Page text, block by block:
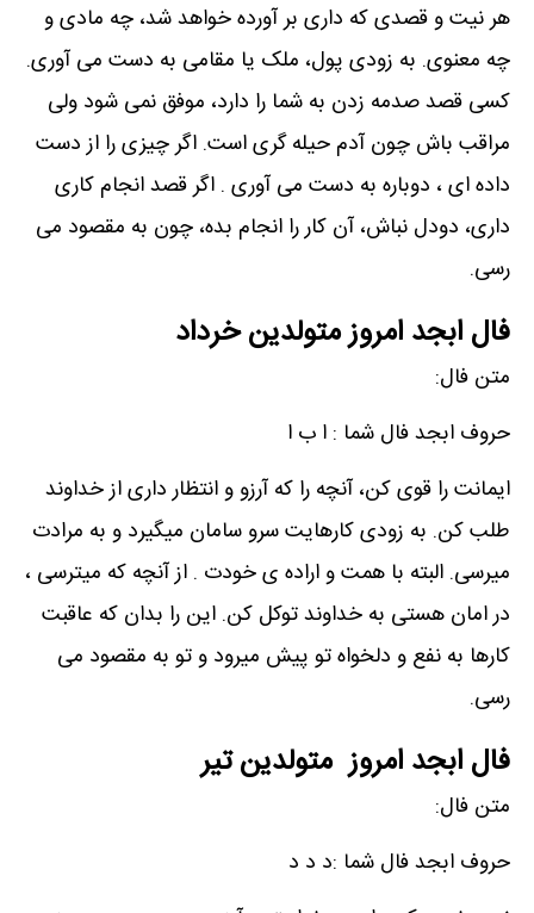
هر نیت و قصدی که داری بر آورده خواهد شد، چه مادی و
چه معنوی. به زودی پول، ملک یا مقامی به دست می آوری.
کسی قصد صدمه زدن به شما را دارد، موفق نمی شود ولی
مراقب باش چون آدم حیله گری است. اگر چیزی را از دست
داده ای ، دوباره به دست می آوری . اگر قصد انجام کاری
داری، دودل نباش، آن کار را انجام بده، چون به مقصود می
رسی.
فال ابجد امروز متولدین خرداد
متن فال:
حروف ابجد فال شما : ا ب ا
ایمانت را قوی کن، آنچه را که آرزو و انتظار داری از خداوند
طلب کن. به زودی کارهایت سرو سامان میگیرد و به مرادت
میرسی. البته با همت و اراده ی خودت . از آنچه که میترسی ،
در امان هستی به خداوند توکل کن. این را بدان که عاقبت
کارها به نفع و دلخواه تو پیش میرود و تو به مقصود می
رسی.
فال ابجد امروز متولدین تیر
متن فال:
حروف ابجد فال شما :د د د